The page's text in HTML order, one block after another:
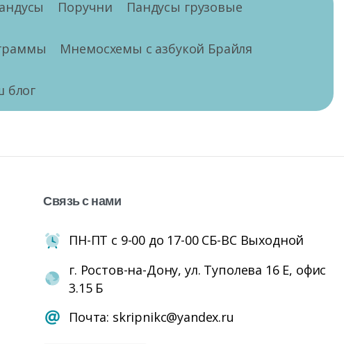
Поручни Пандусы грузовые
Мнемосхемы с азбукой Брайля
блог
Связьснами
ПН-ПТ с 9-00 до 17-00 СБ-ВС Выходной
г. Ростов-на-Дону, ул. Туполева 16 Е, офис
3.15 Б
Почта: skripnikc@yandex.ru